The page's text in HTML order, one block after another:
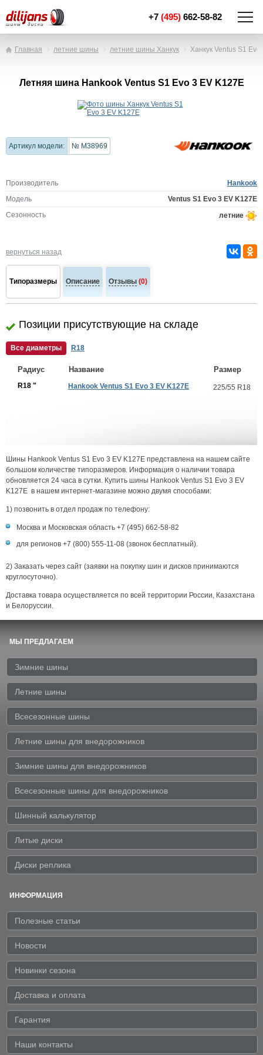
+7 (495) 662-58-82
Главная летние шины летние шины Ханкук Ханкук Ventus S1
Летняя шина Hankook Ventus S1 Evo 3 EV K127E
Артикул модели: № M38969
Производитель
Hankook
Модель
Ventus S1 Evo 3 EV K127E
Сезонность
летние
вернуться назад
Типоразмеры Описание Отзывы (0)
Позиции присутствующие на складе
Все диаметры R18
Радиус Название Размер
R18 " Hankook Ventus S1 Evo 3 EV K127E 225/55 R18
Шины Hankook Ventus S1 Evo 3 EV K127E представлена на нашем сайте
большом количестве типоразмеров. Информация о наличии товара
обновляется 24 часа в сутки. Купить шины Hankook Ventus S1 Evo 3 EV
K127E в нашем интернет-магазине можно двумя способами:
1) позвонить в отдел продаж по телефону:
Москва и Московская область +7 (495) 662-58-82
для регионов +7 (800) 555-11-08 (звонок бесплатный).
2) Заказать через сайт (заявки на покупку шин и дисков принимаются
круглосуточно).
Доставка товара осуществляется по всей территории России, Казахстана
и Белоруссии.
МЫ ПРЕДЛАГАЕМ
Зимние шины
Летние шины
Всесезонные шины
Летние шины для внедорожников
Зимние шины для внедорожников
Всесезонные шины для внедорожников
Шинный калькулятор
Литые диски
Диски реплика
ИНФОРМАЦИЯ
Полезные статьи
Новости
Новинки сезона
Доставка и оплата
Гарантия
Наши контакты